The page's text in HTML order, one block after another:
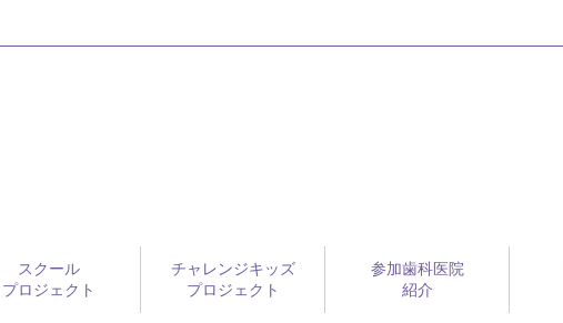
スクール
プロジェクト
チャレンジキッズ
プロジェクト
参加歯科医院
紹介